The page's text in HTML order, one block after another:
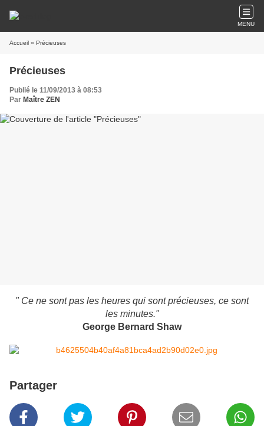
MENU
Accueil » Précieuses
Précieuses
Publié le 11/09/2013 à 08:53
Par Maître ZEN
" Ce ne sont pas les heures qui sont précieuses, ce sont
les minutes."
George Bernard Shaw
Partager